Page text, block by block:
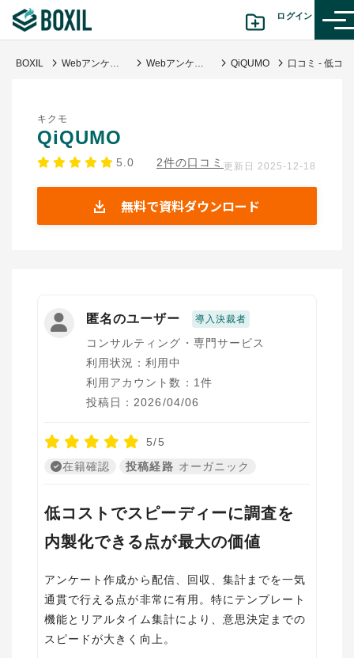
ログイン
診断から探す(β版)
記事から探す
BOXILの使い方ガイド 情報掲載をご希望の方へ
BOXIL Webアンケート作成ツール比較！誰でも簡単作成無料3選+有料15選 Webアンケートツール・システム QiQUMO
キクモ
QiQUMO
5.0 2件の口コミ 更新日 2025-12-18
無料で資料ダウンロード
匿名のユーザー 導入決裁者
コンサルティング・専門サービス
利用状況：利用中
利用アカウント数：1件
投稿日：2026/04/06
5/5
在籍確認
投稿経路 オーガニック
低コストでスピーディーに調査を
内製化できる点が最大の価値
アンケート作成から配信、回収、集計までを一気
通貫で行える点が非常に有用。特にテンプレート
機能とリアルタイム集計により、意思決定までの
スピードが大きく向上。